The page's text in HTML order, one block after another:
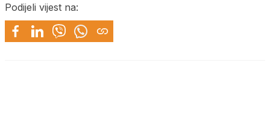
Podijeli vijest na: